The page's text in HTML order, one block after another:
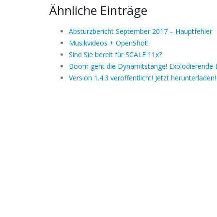
Ähnliche Einträge
Absturzbericht September 2017 – Hauptfehler
Musikvideos + OpenShot!
Sind Sie bereit für SCALE 11x?
Boom geht die Dynamitstange! Explodierende
Version 1.4.3 veröffentlicht! Jetzt herunterladen!